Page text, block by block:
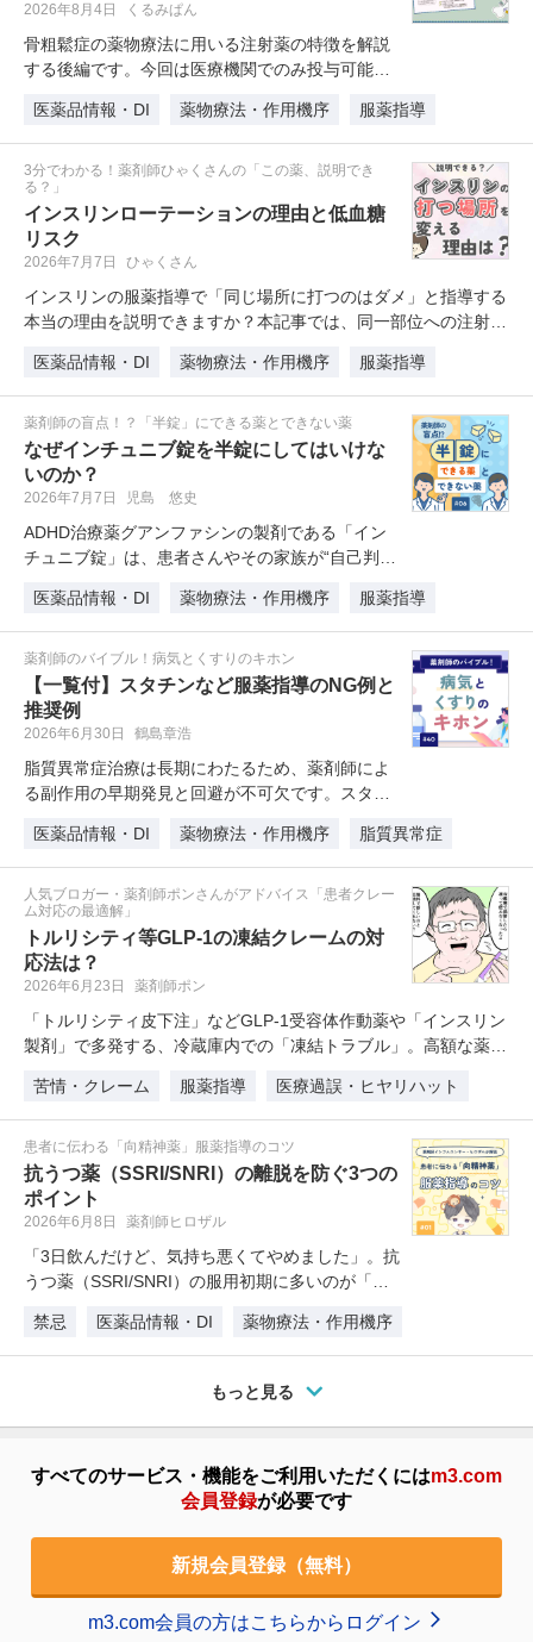
2026年8月4日 くるみぱん
骨粗鬆症の薬物療法に用いる注射薬の特徴を解説
する後編です。今回は医療機関でのみ投与可能な
医薬品情報・DI
薬物療法・作用機序 服薬指導
3分でわかる！薬剤師ひゃくさんの「この薬、説明でき
る？」
インスリンローテーションの理由と低血糖
リスク
2026年7月7日 ひゃくさん
インスリンの服薬指導で「同じ場所に打つのはダメ」と指導する
本当の理由を説明できますか？本記事では、同一部位への注射で
医薬品情報・DI
薬物療法・作用機序 服薬指導
薬剤師の盲点！？「半錠」にできる薬とできない薬
なぜインチュニブ錠を半錠にしてはいけな
いのか？
2026年7月7日 児島 悠史
ADHD治療薬グアンファシンの製剤である「イン
チュニブ錠」は、患者さんやその家族が“自己判
医薬品情報・DI
薬物療法・作用機序 服薬指導
薬剤師のバイブル！病気とくすりのキホン
【一覧付】スタチンなど服薬指導のNG例と
推奨例
2026年6月30日 鶴島章浩
脂質異常症治療は長期にわたるため、薬剤師によ
る副作用の早期発見と回避が不可欠です。スタチ
医薬品情報・DI
薬物療法・作用機序 脂質異常症
人気ブロガー・薬剤師ポンさんがアドバイス「患者クレー
ム対応の最適解」
トルリシティ等GLP-1の凍結クレームの対
応法は？
2026年6月23日 薬剤師ポン
「トルリシティ皮下注」などGLP-1受容体作動薬や「インスリン
製剤」で多発する、冷蔵庫内での「凍結トラブル」。高額な薬
苦情・クレーム
服薬指導 医療過誤・ヒヤリハット
患者に伝わる「向精神薬」服薬指導のコツ
抗うつ薬（SSRI/SNRI）の離脱を防ぐ3つの
ポイント
2026年6月8日 薬剤師ヒロザル
「3日飲んだけど、気持ち悪くてやめました」。抗
うつ薬（SSRI/SNRI）の服用初期に多いのが「副
禁忌
医薬品情報・DI 薬物療法・作用機序
もっと見る
すべてのサービス・機能をご利用いただくにはm3.com
会員登録が必要です
新規会員登録（無料）
m3.com会員の方はこちらからログイン